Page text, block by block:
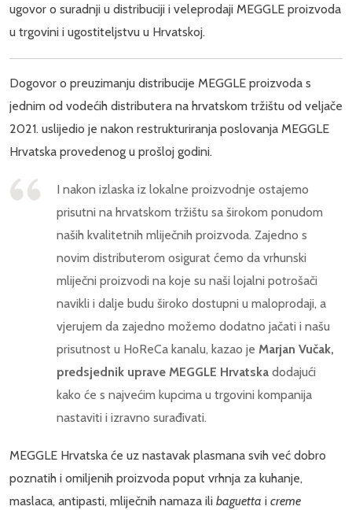
ugovor o suradnji u distribuciji i veleprodaji MEGGLE proizvoda
u trgovini i ugostiteljstvu u Hrvatskoj.
Dogovor o preuzimanju distribucije MEGGLE proizvoda s
jednim od vodećih distributera na hrvatskom tržištu od veljače
2021. uslijedio je nakon restrukturiranja poslovanja MEGGLE
Hrvatska provedenog u prošloj godini.
I nakon izlaska iz lokalne proizvodnje ostajemo
prisutni na hrvatskom tržištu sa širokom ponudom
naših kvalitetnih mliječnih proizvoda. Zajedno s
novim distributerom osigurat ćemo da vrhunski
mliječni proizvodi na koje su naši lojalni potrošači
navikli i dalje budu široko dostupni u maloprodaji, a
vjerujem da zajedno možemo dodatno jačati i našu
prisutnost u HoReCa kanalu, kazao je Marjan Vučak,
predsjednik uprave MEGGLE Hrvatska dodajući
kako će s najvećim kupcima u trgovini kompanija
nastaviti i izravno surađivati.
MEGGLE Hrvatska će uz nastavak plasmana svih već dobro
poznatih i omiljenih proizvoda poput vrhnja za kuhanje,
maslaca, antipasti, mliječnih namaza ili baguetta i creme